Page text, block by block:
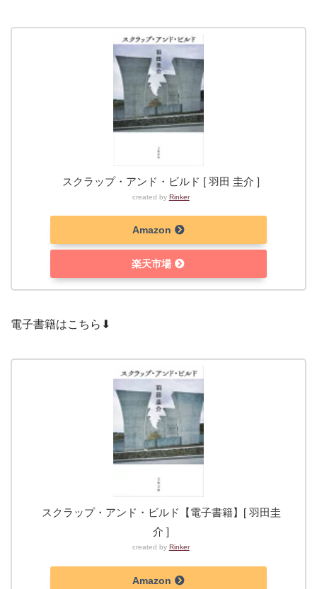
スクラップ・アンド・ビルド [ 羽田 圭介 ]
created by Rinker
Amazon
楽天市場
電子書籍はこちら⬇︎
スクラップ・アンド・ビルド【電子書籍】[ 羽田圭
介 ]
created by Rinker
Amazon